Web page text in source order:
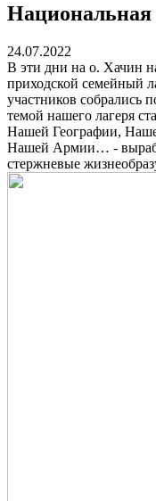
Национальная
24.07.2022
В эти дни на о. Хачин
приходской семейный
участников собрались
темой нашего лагеря
Нашей Географии,
Нашей Армии… -
стержневые